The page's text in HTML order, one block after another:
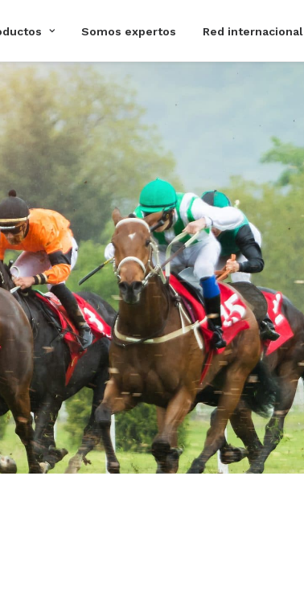
Somos expertos Red internacional